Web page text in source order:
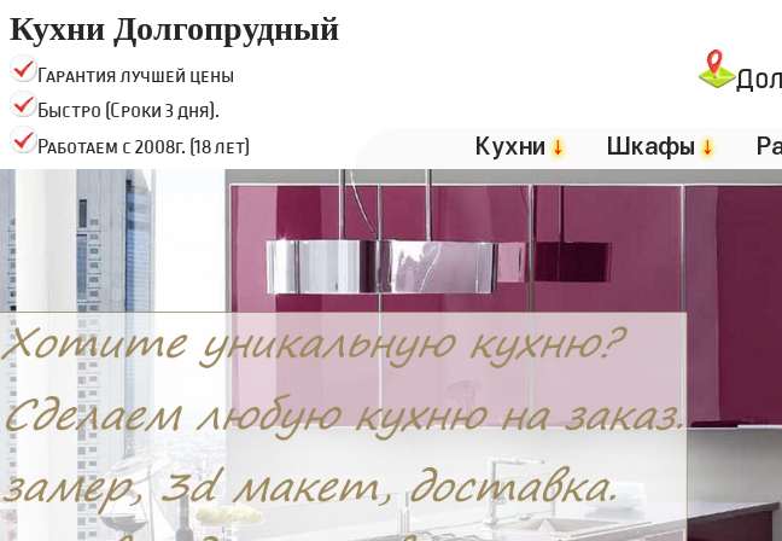
Кухни Долгопрудный
Гарантия лучшей цены
Быстро (Сроки 3 дня).
Работаем с 2008г. (18 лет)
Кухни↓ Шкафы↓